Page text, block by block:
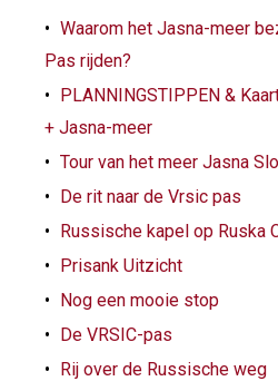
Waarom het Jasna-meer
Pas rijden?
PLANNINGSTIPPEN &
+ Jasna-meer
Tour van het meer Jasna
De rit naar de Vrsic pas
Russische kapel op Ruska
Prisank Uitzicht
Nog een mooie stop
De VRSIC-pas
Rij over de Russische weg